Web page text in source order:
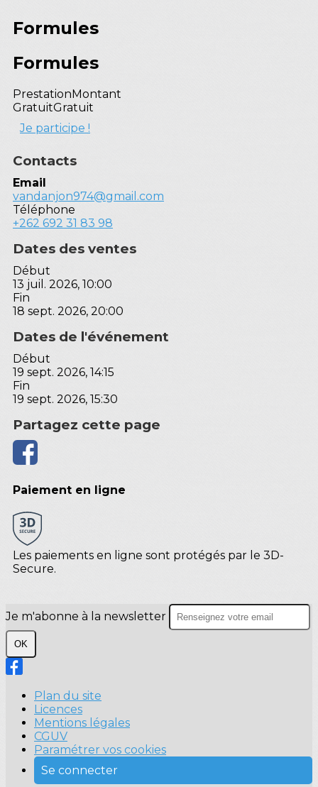
Formules
Formules
Prestation Montant
GratuitGratuit
Je participe !
Contacts
Email
vandanjon974@gmail.com
Téléphone
+262 692 31 83 98
Dates des ventes
Début
13 juil. 2026, 10:00
Fin
18 sept. 2026, 20:00
Dates de l'événement
Début
19 sept. 2026, 14:15
Fin
19 sept. 2026, 15:30
Partagez cette page
Paiement en ligne
Les paiements en ligne sont protégés par le 3D-
Secure.
Je m'abonne à la newsletter
OK
Plan du site
Licences
Mentions légales
CGUV
Paramétrer vos cookies
Se connecter